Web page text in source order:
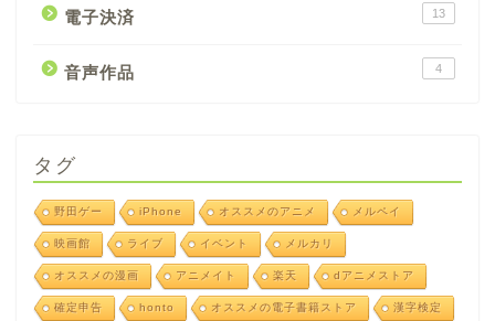
電子決済 13
音声作品 4
タグ
野田ゲー iPhone オススメのアニメ メルペイ
映画館 ライブ イベント メルカリ
オススメの漫画 アニメイト 楽天 dアニメストア
確定申告 honto オススメの電子書籍ストア 漢字検定